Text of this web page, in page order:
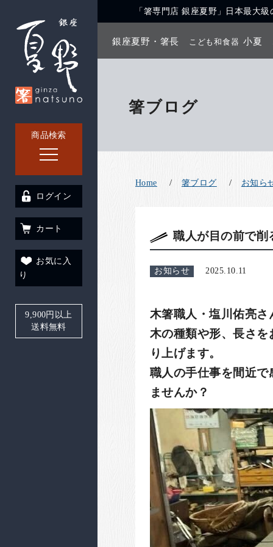
商品検索
「箸専門店 銀座夏野」日本最大
銀座夏野・箸長 こども和食器 小夏
ログイン
カート
お気に入
り
9,900円以上
送料無料
箸ブログ
Home 箸ブログ お知ら
職人が目の前で削
お知らせ 2025.10.11
木箸職人・塩川佑亮
木の種類や形、長さ
り上げます。
職人の手仕事を間近
ませんか？